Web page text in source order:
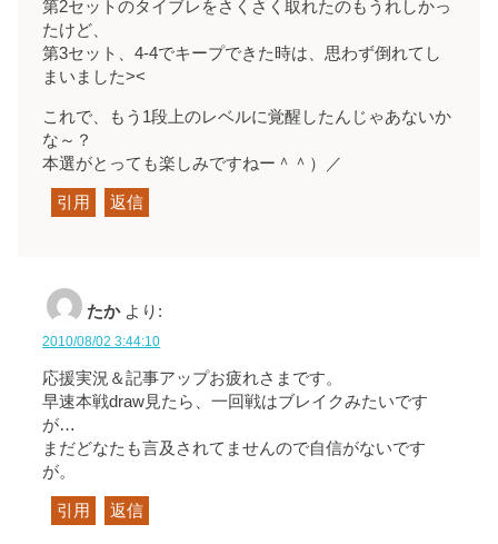
第2セットのタイブレをさくさく取れたのもうれしかっ
たけど、
第3セット、4-4でキープできた時は、思わず倒れてし
まいました><
これで、もう1段上のレベルに覚醒したんじゃあないか
な～？
本選がとっても楽しみですねー＾＾）／
引用 返信
たか より:
2010/08/02 3:44:10
応援実況＆記事アップお疲れさまです。
早速本戦draw見たら、一回戦はブレイクみたいです
が…
まだどなたも言及されてませんので自信がないです
が。
引用 返信